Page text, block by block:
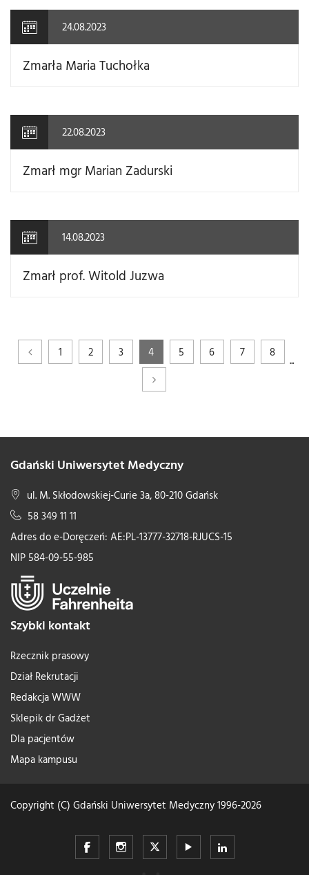
24.08.2023
Zmarła Maria Tuchołka
22.08.2023
Zmarł mgr Marian Zadurski
14.08.2023
Zmarł prof. Witold Juzwa
1 2 3 4 5 6 7 8
...
Gdański Uniwersytet Medyczny
ul. M. Skłodowskiej-Curie 3a, 80-210 Gdańsk
58 349 11 11
Adres do e-Doręczeń: AE:PL-13777-32718-RJUCS-15
NIP 584-09-55-985
Szybki kontakt
Rzecznik prasowy
Dział Rekrutacji
Redakcja WWW
Sklepik dr Gadżet
Dla pacjentów
Mapa kampusu
Copyright (C) Gdański Uniwersytet Medyczny 1996-2026
GdańskiGdańskiGdański GdańskiGdański